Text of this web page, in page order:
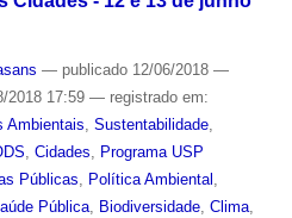
— publicado12/06/2018 —
2018 17:59 — registrado em:
Ambientais Sustentabilidade,
Cidades
Programa USP
Públicas Política Ambiental
Pública, Biodiversidade, Clima,